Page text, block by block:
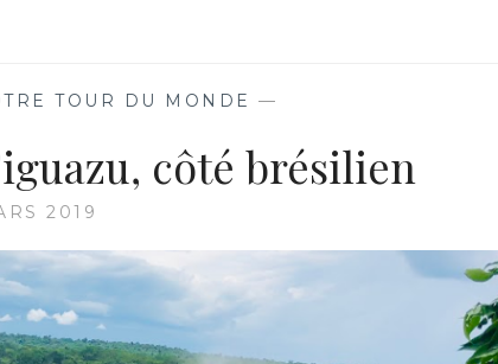
ARGENTIN
TOUR DU MONDE —
côté brésilien
2019